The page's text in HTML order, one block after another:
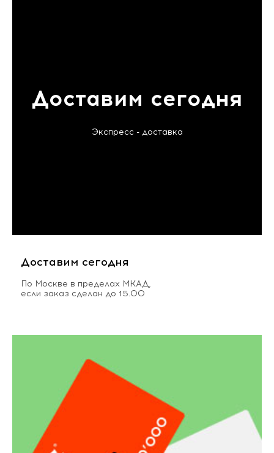
Доставим сегодня
Экспресс - доставка
Доставим сегодня
По Москве в пределах МКАД,
если заказ сделан до 15.00